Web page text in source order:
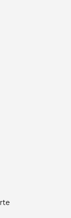
disponibile